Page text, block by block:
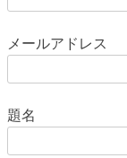
メールアドレス
題名